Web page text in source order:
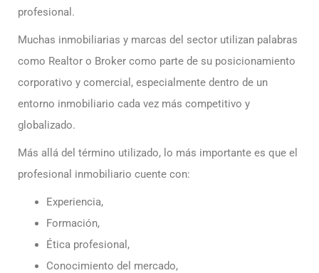
profesional.
Muchas inmobiliarias y marcas del sector utilizan palabras
como Realtor o Broker como parte de su posicionamiento
corporativo y comercial, especialmente dentro de un
entorno inmobiliario cada vez más competitivo y
globalizado.
Más allá del término utilizado, lo más importante es que el
profesional inmobiliario cuente con:
Experiencia,
Formación,
Ética profesional,
Conocimiento del mercado,